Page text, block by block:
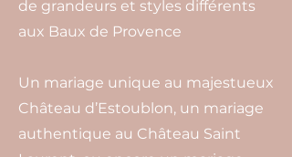
de grandeurs et styles différents
aux Baux de Provence
Un mariage unique au majestueux
Château d’Estoublon, un mariage
authentique au Château Saint